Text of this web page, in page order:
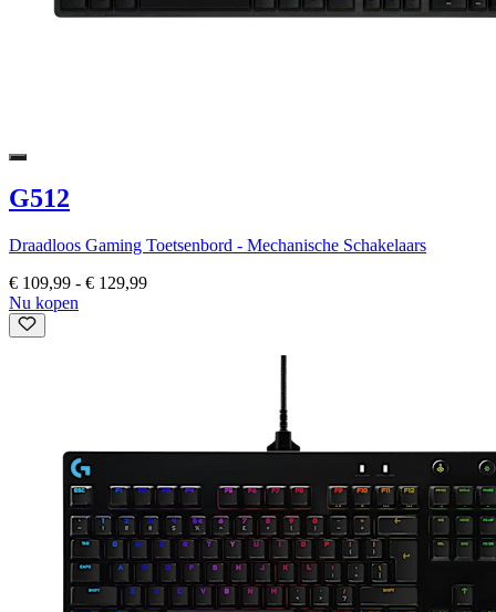
G512
Draadloos Gaming Toetsenbord - Mechanische Schakelaars
€ 109,99 - € 129,99
Nu kopen